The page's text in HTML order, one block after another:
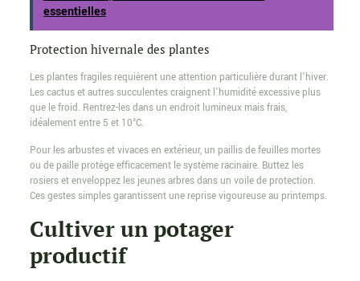
essentielles
Protection hivernale des plantes
Les plantes fragiles requièrent une attention particulière durant l’hiver.
Les cactus et autres succulentes craignent l’humidité excessive plus
que le froid. Rentrez-les dans un endroit lumineux mais frais,
idéalement entre 5 et 10°C.
Pour les arbustes et vivaces en extérieur, un paillis de feuilles mortes
ou de paille protège efficacement le système racinaire. Buttez les
rosiers et enveloppez les jeunes arbres dans un voile de protection.
Ces gestes simples garantissent une reprise vigoureuse au printemps.
Cultiver un potager
productif